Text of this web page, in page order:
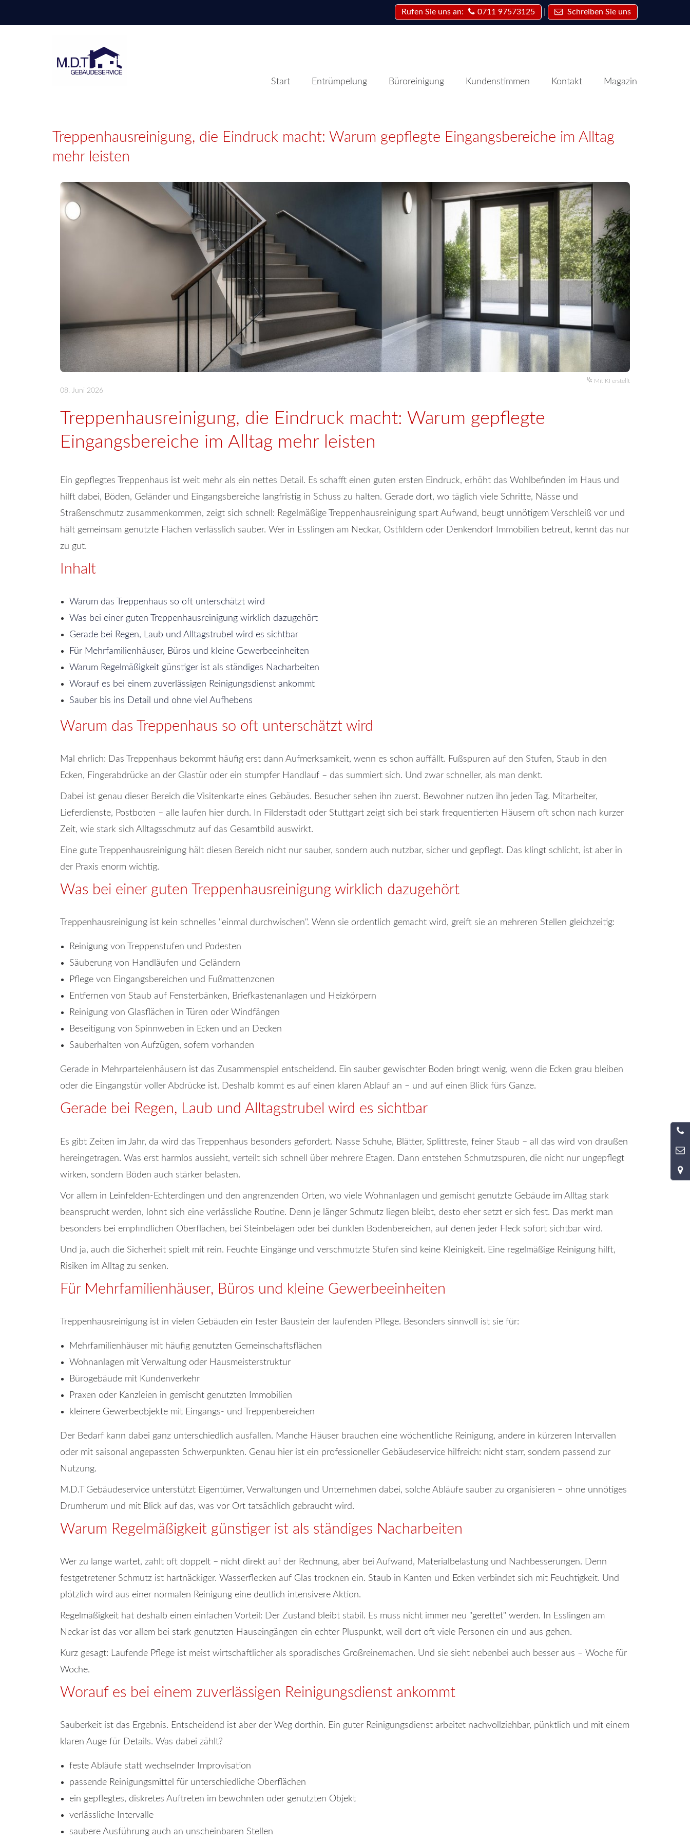
Rufen Sie uns an: 0711 97573125 Schreiben Sie uns
Start Entrümpelung Büroreinigung Kundenstimmen Kontakt Magazin
Treppenhausreinigung, die Eindruck macht: Warum gepflegte Eingangsbereiche im Alltag
mehr leisten
Mit KI erstellt
08. Juni 2026
Treppenhausreinigung, die Eindruck macht: Warum gepflegte
Eingangsbereiche im Alltag mehr leisten
Ein gepflegtes Treppenhaus ist weit mehr als ein nettes Detail. Es schafft einen guten ersten Eindruck, erhöht das Wohlbefinden im Haus und
hilft dabei, Böden, Geländer und Eingangsbereiche langfristig in Schuss zu halten. Gerade dort, wo täglich viele Schritte, Nässe und
Straßenschmutz zusammenkommen, zeigt sich schnell: Regelmäßige Treppenhausreinigung spart Aufwand, beugt unnötigem Verschleiß vor und
hält gemeinsam genutzte Flächen verlässlich sauber. Wer in Esslingen am Neckar, Ostfildern oder Denkendorf Immobilien betreut, kennt das nur
zu gut.
Inhalt
Warum das Treppenhaus so oft unterschätzt wird
Was bei einer guten Treppenhausreinigung wirklich dazugehört
Gerade bei Regen, Laub und Alltagstrubel wird es sichtbar
Für Mehrfamilienhäuser, Büros und kleine Gewerbeeinheiten
Warum Regelmäßigkeit günstiger ist als ständiges Nacharbeiten
Worauf es bei einem zuverlässigen Reinigungsdienst ankommt
Sauber bis ins Detail und ohne viel Aufhebens
Warum das Treppenhaus so oft unterschätzt wird
Mal ehrlich: Das Treppenhaus bekommt häufig erst dann Aufmerksamkeit, wenn es schon auffällt. Fußspuren auf den Stufen, Staub in den
Ecken, Fingerabdrücke an der Glastür oder ein stumpfer Handlauf – das summiert sich. Und zwar schneller, als man denkt.
Dabei ist genau dieser Bereich die Visitenkarte eines Gebäudes. Besucher sehen ihn zuerst. Bewohner nutzen ihn jeden Tag. Mitarbeiter,
Lieferdienste, Postboten – alle laufen hier durch. In Filderstadt oder Stuttgart zeigt sich bei stark frequentierten Häusern oft schon nach kurzer
Zeit, wie stark sich Alltagsschmutz auf das Gesamtbild auswirkt.
Eine gute Treppenhausreinigung hält diesen Bereich nicht nur sauber, sondern auch nutzbar, sicher und gepflegt. Das klingt schlicht, ist aber in
der Praxis enorm wichtig.
Was bei einer guten Treppenhausreinigung wirklich dazugehört
Treppenhausreinigung ist kein schnelles "einmal durchwischen". Wenn sie ordentlich gemacht wird, greift sie an mehreren Stellen gleichzeitig:
Reinigung von Treppenstufen und Podesten
Säuberung von Handläufen und Geländern
Pflege von Eingangsbereichen und Fußmattenzonen
Entfernen von Staub auf Fensterbänken, Briefkastenanlagen und Heizkörpern
Reinigung von Glasflächen in Türen oder Windfängen
Beseitigung von Spinnweben in Ecken und an Decken
Sauberhalten von Aufzügen, sofern vorhanden
Gerade in Mehrparteienhäusern ist das Zusammenspiel entscheidend. Ein sauber gewischter Boden bringt wenig, wenn die Ecken grau bleiben
oder die Eingangstür voller Abdrücke ist. Deshalb kommt es auf einen klaren Ablauf an – und auf einen Blick fürs Ganze.
Gerade bei Regen, Laub und Alltagstrubel wird es sichtbar
Es gibt Zeiten im Jahr, da wird das Treppenhaus besonders gefordert. Nasse Schuhe, Blätter, Splittreste, feiner Staub – all das wird von draußen
hereingetragen. Was erst harmlos aussieht, verteilt sich schnell über mehrere Etagen. Dann entstehen Schmutzspuren, die nicht nur ungepflegt
wirken, sondern Böden auch stärker belasten.
Vor allem in Leinfelden-Echterdingen und den angrenzenden Orten, wo viele Wohnanlagen und gemischt genutzte Gebäude im Alltag stark
beansprucht werden, lohnt sich eine verlässliche Routine. Denn je länger Schmutz liegen bleibt, desto eher setzt er sich fest. Das merkt man
besonders bei empfindlichen Oberflächen, bei Steinbelägen oder bei dunklen Bodenbereichen, auf denen jeder Fleck sofort sichtbar wird.
Und ja, auch die Sicherheit spielt mit rein. Feuchte Eingänge und verschmutzte Stufen sind keine Kleinigkeit. Eine regelmäßige Reinigung hilft,
Risiken im Alltag zu senken.
Für Mehrfamilienhäuser, Büros und kleine Gewerbeeinheiten
Treppenhausreinigung ist in vielen Gebäuden ein fester Baustein der laufenden Pflege. Besonders sinnvoll ist sie für:
Mehrfamilienhäuser mit häufig genutzten Gemeinschaftsflächen
Wohnanlagen mit Verwaltung oder Hausmeisterstruktur
Bürogebäude mit Kundenverkehr
Praxen oder Kanzleien in gemischt genutzten Immobilien
kleinere Gewerbeobjekte mit Eingangs- und Treppenbereichen
Der Bedarf kann dabei ganz unterschiedlich ausfallen. Manche Häuser brauchen eine wöchentliche Reinigung, andere in kürzeren Intervallen
oder mit saisonal angepassten Schwerpunkten. Genau hier ist ein professioneller Gebäudeservice hilfreich: nicht starr, sondern passend zur
Nutzung.
M.D.T Gebäudeservice unterstützt Eigentümer, Verwaltungen und Unternehmen dabei, solche Abläufe sauber zu organisieren – ohne unnötiges
Drumherum und mit Blick auf das, was vor Ort tatsächlich gebraucht wird.
Warum Regelmäßigkeit günstiger ist als ständiges Nacharbeiten
Wer zu lange wartet, zahlt oft doppelt – nicht direkt auf der Rechnung, aber bei Aufwand, Materialbelastung und Nachbesserungen. Denn
festgetretener Schmutz ist hartnäckiger. Wasserflecken auf Glas trocknen ein. Staub in Kanten und Ecken verbindet sich mit Feuchtigkeit. Und
plötzlich wird aus einer normalen Reinigung eine deutlich intensivere Aktion.
Regelmäßigkeit hat deshalb einen einfachen Vorteil: Der Zustand bleibt stabil. Es muss nicht immer neu "gerettet" werden. In Esslingen am
Neckar ist das vor allem bei stark genutzten Hauseingängen ein echter Pluspunkt, weil dort oft viele Personen ein und aus gehen.
Kurz gesagt: Laufende Pflege ist meist wirtschaftlicher als sporadisches Großreinemachen. Und sie sieht nebenbei auch besser aus – Woche für
Woche.
Worauf es bei einem zuverlässigen Reinigungsdienst ankommt
Sauberkeit ist das Ergebnis. Entscheidend ist aber der Weg dorthin. Ein guter Reinigungsdienst arbeitet nachvollziehbar, pünktlich und mit einem
klaren Auge für Details. Was dabei zählt?
feste Abläufe statt wechselnder Improvisation
passende Reinigungsmittel für unterschiedliche Oberflächen
ein gepflegtes, diskretes Auftreten im bewohnten oder genutzten Objekt
verlässliche Intervalle
saubere Ausführung auch an unscheinbaren Stellen